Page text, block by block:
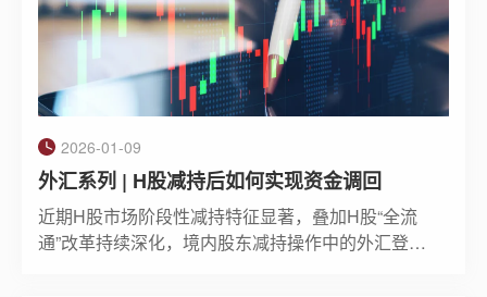
2026-01-09
外汇系列 | H股减持后如何实现资金调回
近期H股市场阶段性减持特征显著，叠加H股“全流
通”改革持续深化，境内股东减持操作中的外汇登记